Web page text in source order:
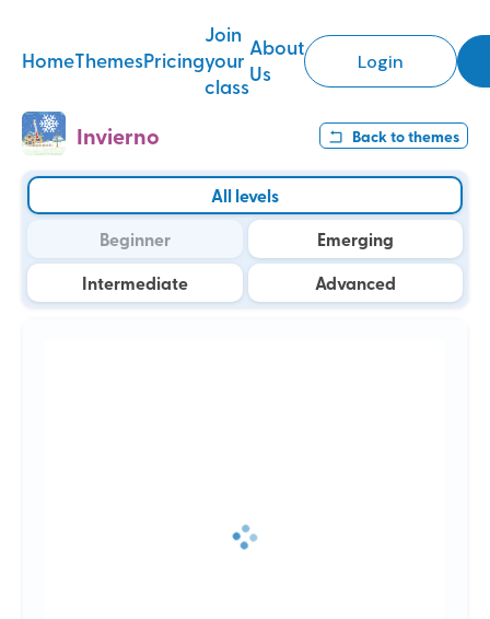
HomeThemesPricing
Join
your
class
About
Us
Login
Invierno Back tothemes
All levels
Beginner
Emerging
Intermediate
Advanced